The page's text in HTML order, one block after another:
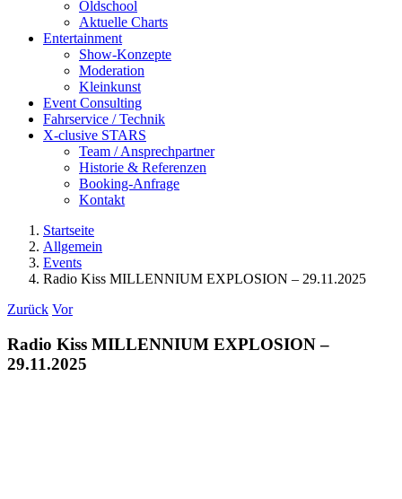
Oldschool
Aktuelle Charts
Entertainment
Show-Konzepte
Moderation
Kleinkunst
Event Consulting
Fahrservice / Technik
X-clusive STARS
Team / Ansprechpartner
Historie & Referenzen
Booking-Anfrage
Kontakt
Startseite
Allgemein
Events
Radio Kiss MILLENNIUM EXPLOSION – 29.11.2025
Zurück Vor
Radio Kiss MILLENNIUM EXPLOSION –
29.11.2025